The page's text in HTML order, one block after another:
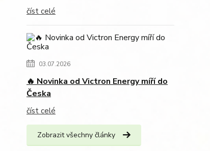
číst celé
03.07.2026
🔥 Novinka od Victron Energy míří do
Česka
číst celé
Zobrazit všechny články